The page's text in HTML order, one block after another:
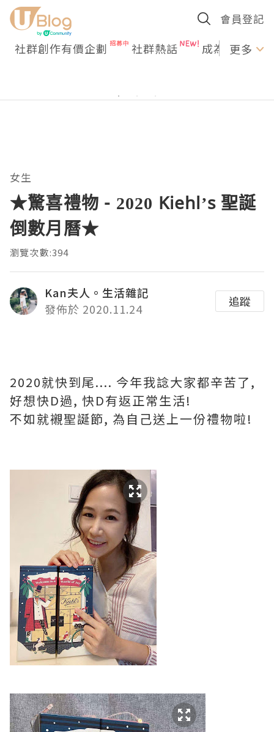
會員登記
社群創作有價企劃 社群熱話 成為U更多
女生
★驚喜禮物 - 2020 Kiehl’s 聖誕
倒數月曆★
瀏覽次數:394
Kan夫人。生活雜記
發佈於 2020.11.24
追蹤
2020就快到尾.... 今年我諗大家都辛苦了,
好想快D過, 快D有返正常生活!
不如就襯聖誕節, 為自己送上一份禮物啦!